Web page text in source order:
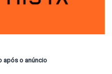
após o anúncio